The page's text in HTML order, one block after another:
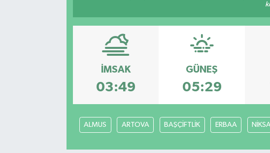
İMSAK
03:49
GÜNEŞ
05:29
ALMUS ARTOVA BAŞÇİFTLİK ERBAA